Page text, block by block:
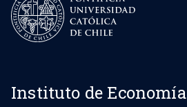
Instituto de Economía